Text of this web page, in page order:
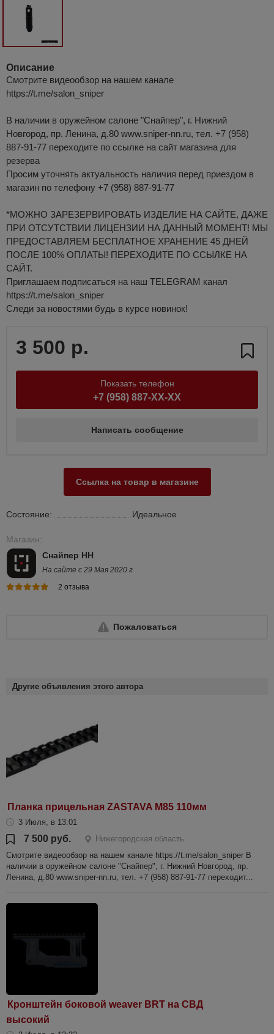
Описание
Смотрите видеообзор на нашем канале
https://t.me/salon_sniper
В наличии в оружейном салоне "Снайпер", г. Нижний
Новгород, пр. Ленина, д.80 www.sniper-nn.ru, тел. +7 (958)
887-91-77 переходите по ссылке на сайт магазина для
резерва
Просим уточнять актуальность наличия перед приездом в
магазин по телефону +7 (958) 887-91-77
*МОЖНО ЗАРЕЗЕРВИРОВАТЬ ИЗДЕЛИЕ НА САЙТЕ, ДАЖЕ
ПРИ ОТСУТСТВИИ ЛИЦЕНЗИИ НА ДАННЫЙ МОМЕНТ! МЫ
ПРЕДОСТАВЛЯЕМ БЕСПЛАТНОЕ ХРАНЕНИЕ 45 ДНЕЙ
ПОСЛЕ 100% ОПЛАТЫ! ПЕРЕХОДИТЕ ПО ССЫЛКЕ НА
САЙТ.
Приглашаем подписаться на наш TELEGRAM канал
https://t.me/salon_sniper
Следи за новостями будь в курсе новинок!
3 500 р.
Показать телефон
+7 (958) 887-XX-XX
Написать сообщение
Ссылка на товар в магазине
Состояние: Идеальное
Магазин:
Снайпер НН
На сайте с 29 Мая 2020 г.
2 отзыва
Пожаловаться
Другие объявления этого автора
Планка прицельная ZASTAVA M85 110мм
3 Июля, в 13:01
7 500 руб.
Нижегородская область
Смотрите видеообзор на нашем канале https://t.me/salon_sniper В
наличии в оружейном салоне "Снайпер", г. Нижний Новгород, пр.
Ленина, д.80 www.sniper-nn.ru, тел. +7 (958) 887-91-77 переходит...
Кронштейн боковой weaver BRT на СВД
высокий